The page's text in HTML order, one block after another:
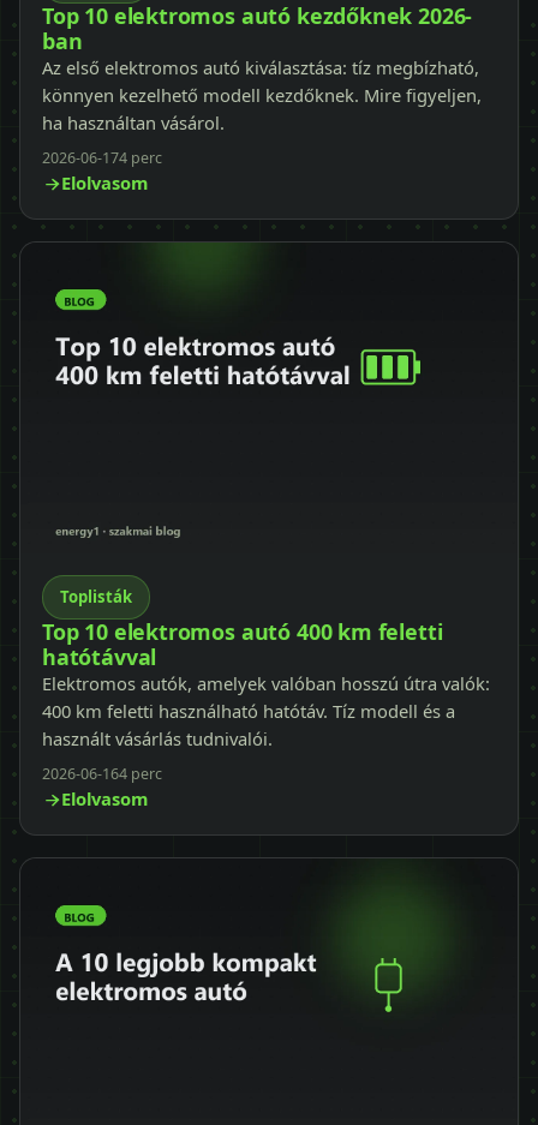
Top 10 elektromos autó kezdőknek 2026-
ban
Az első elektromos autó kiválasztása: tíz megbízható,
könnyen kezelhető modell kezdőknek. Mire figyeljen,
ha használtan vásárol.
2026-06-174 perc
Elolvasom
Toplisták
Top 10 elektromos autó 400 km feletti
hatótávval
Elektromos autók, amelyek valóban hosszú útra valók:
400 km feletti használható hatótáv. Tíz modell és a
használt vásárlás tudnivalói.
2026-06-164 perc
Elolvasom